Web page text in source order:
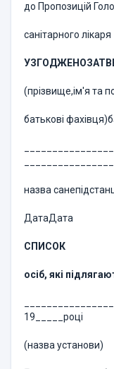
до Пропозицій
санітарного лікаря
УЗГОДЖЕНО
(прізвище,ім'я та
батькові
назва
ДатаДата
СПИСОК
осіб, які
19_____році
(назва установи)